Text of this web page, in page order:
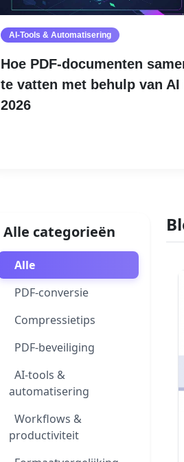
AI-Tools & Automatisering
Hoe PDF-documenten
te vatten met behulp van AI
2026
Alle categorieën
Alle
PDF-conversie
Compressietips
PDF-beveiliging
AI-tools &
automatisering
Workflows &
productiviteit